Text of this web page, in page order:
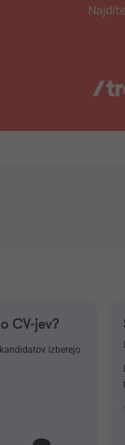
CV-jev?
izberejo